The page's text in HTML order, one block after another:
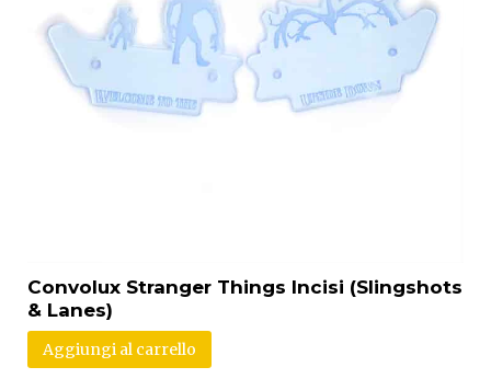
Convolux Stranger Things Incisi (Slingshots
& Lanes)
Aggiungi al carrello